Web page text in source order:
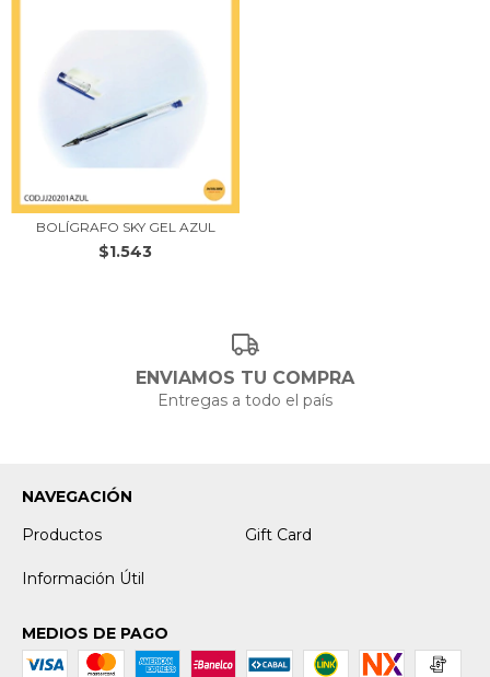
BOLÍGRAFO SKY GEL AZUL
$1.543
ENVIAMOS TU COMPRA
Entregas a todo el país
NAVEGACIÓN
Productos
Gift Card
Información Útil
MEDIOS DE PAGO